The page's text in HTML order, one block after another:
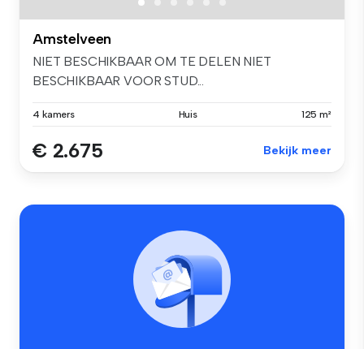
Amstelveen
NIET BESCHIKBAAR OM TE DELEN NIET
BESCHIKBAAR VOOR STUD...
4 kamers Huis 125 m²
€ 2.675 Bekijk meer